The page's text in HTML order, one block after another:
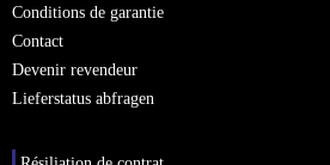
Conditions de garantie
Contact
Devenir revendeur
Lieferstatus abfragen